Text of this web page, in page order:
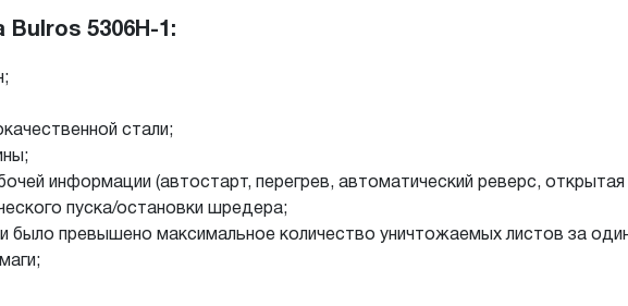
5306H-1:
стали;
информации (автостарт, перегрев, автоматический реверс, открытая
пуска/остановки шредера;
было превышено максимальное количество уничтожаемых листов за